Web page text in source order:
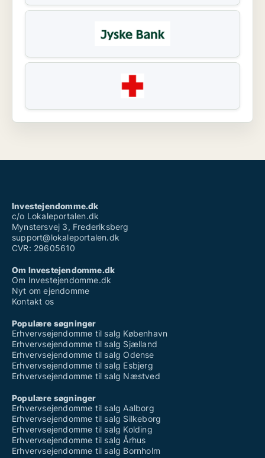
Investejendomme.dk
c/o Lokaleportalen.dk
Mynstersvej 3, Frederiksberg
support@lokaleportalen.dk
CVR: 29605610
Om Investejendomme.dk
Om Investejendomme.dk
Nyt om ejendomme
Kontakt os
Populære søgninger
Erhvervsejendomme til salg København
Erhvervsejendomme til salg Sjælland
Erhvervsejendomme til salg Odense
Erhvervsejendomme til salg Esbjerg
Erhvervsejendomme til salg Næstved
Populære søgninger
Erhvervsejendomme til salg Aalborg
Erhvervsejendomme til salg Silkeborg
Erhvervsejendomme til salg Kolding
Erhvervsejendomme til salg Århus
Erhvervsejendomme til salg Bornholm